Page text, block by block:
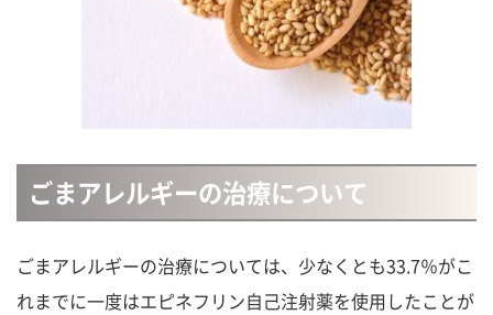
ごまアレルギーの治療について
ごまアレルギーの治療については、少なくとも33.7％がこ
れまでに一度はエピネフリン自己注射薬を使用したことが